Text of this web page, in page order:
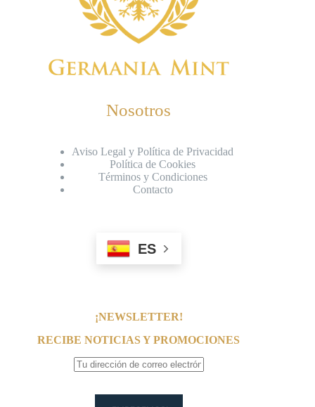
Nosotros
Aviso Legal y Política de Privacidad
Política de Cookies
Términos y Condiciones
Contacto
ES
¡NEWSLETTER!
RECIBE NOTICIAS Y PROMOCIONES